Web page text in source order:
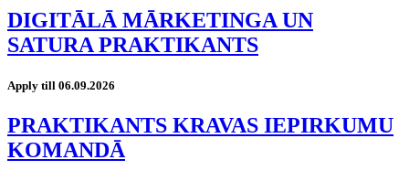
DIGITĀLĀ MĀRKETINGA UN
SATURA PRAKTIKANTS
Apply till 06.09.2026
PRAKTIKANTS KRAVAS IEPIRKUMU
KOMANDĀ